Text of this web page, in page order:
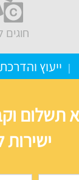
חוגים
ייעוץ
תשלום